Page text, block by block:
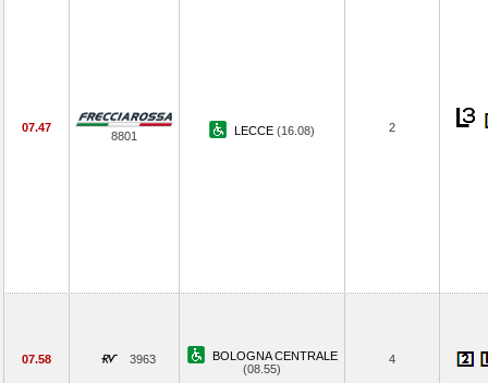
07.47
8801 LECCE (16.08) 2
07.58 3963
BOLOGNA CENTRALE
(08.55)
4